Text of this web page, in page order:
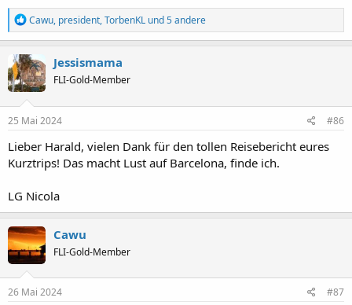
R
e
a
k
t
i
o
n
e
:
Cawu, president,TorbenKL und 5 andere
Jessismama
FLI-Gold-Member
25 Mai 2024 #86
Lieber Harald, vielen Dank für den tollen Reisebericht eures
Kurztrips! Das macht Lust auf Barcelona, finde ich.
LG Nicola
Cawu
FLI-Gold-Member
26 Mai 2024 #87